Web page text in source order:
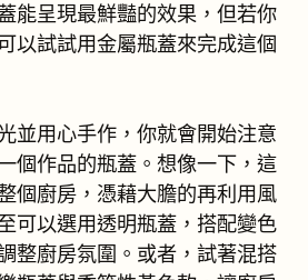
能呈現最鮮豔的效果，但若你
以試試用金屬瓶蓋來完成這個
並用心手作，你就會開始注意
個作品的瓶蓋。想像一下，這
個廚房，憑藉大膽的再利用風
可以選用透明瓶蓋，搭配變色
整廚房氛圍。或者，試著混搭